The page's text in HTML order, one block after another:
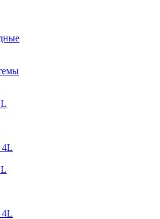
4L
4L